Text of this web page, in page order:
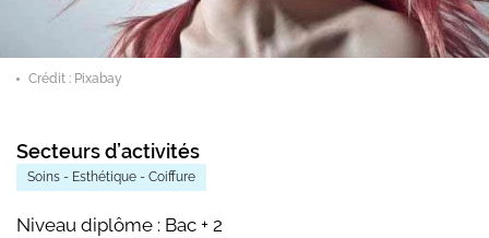
Crédit : Pixabay
Secteurs d’activités
Soins - Esthétique - Coiffure
Niveau diplôme : Bac + 2